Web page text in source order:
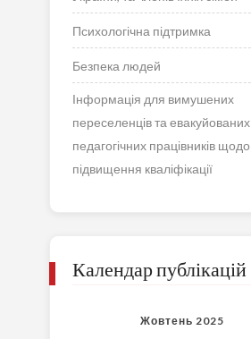
Психологічна підтримка
Безпека людей
Інформація для вимушених
переселенців та евакуйованих
педагогічних працівників щодо
підвищення кваліфікації
Календар публікацій
Жовтень 2025